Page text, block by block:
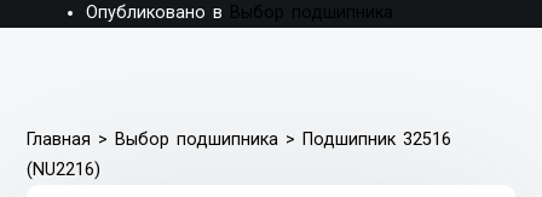
Опубликовано в Выбор подшипника
Главная > Выбор подшипника > Подшипник 32516
(NU2216)